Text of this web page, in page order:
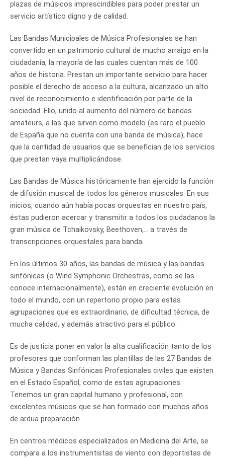
plazas de músicos imprescindibles para poder prestar un
servicio artístico digno y de calidad.
Las Bandas Municipales de Música Profesionales se han
convertido en un patrimonio cultural de mucho arraigo en la
ciudadanía, la mayoría de las cuales cuentan más de 100
años de historia. Prestan un importante servicio para hacer
posible el derecho de acceso a la cultura, alcanzado un alto
nivel de reconocimiento e identificación por parte de la
sociedad. Ello, unido al aumento del número de bandas
amateurs, a las que sirven como modelo (es raro el pueblo
de España que no cuenta con una banda de música), hace
que la cantidad de usuarios que se benefician de los servicios
que prestan vaya multiplicándose.
Las Bandas de Música históricamente han ejercido la función
de difusión musical de todos los géneros musicales. En sus
inicios, cuando aún había pocas orquestas en nuestro país,
éstas pudieron acercar y transmitir a todos los ciudadanos la
gran música de Tchaikovsky, Beethoven,… a través de
transcripciones orquestales para banda.
En los últimos 30 años, las bandas de música y las bandas
sinfónicas (o Wind Symphonic Orchestras, como se las
conoce internacionalmente), están en creciente evolución en
todo el mundo, con un repertorio propio para estas
agrupaciones que es extraordinario, de dificultad técnica, de
mucha calidad, y además atractivo para el público.
Es de justicia poner en valor la alta cualificación tanto de los
profesores que conforman las plantillas de las 27 Bandas de
Música y Bandas Sinfónicas Profesionales civiles que existen
en el Estado Español, como de estas agrupaciones.
Tenemos un gran capital humano y profesional, con
excelentes músicos que se han formado con muchos años
de ardua preparación.
En centros médicos especializados en Medicina del Arte, se
compara a los instrumentistas de viento con deportistas de